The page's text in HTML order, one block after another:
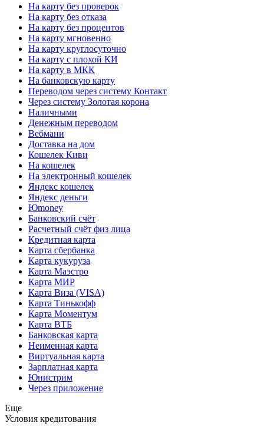
На карту без проверок
На карту без отказа
На карту без процентов
На карту мгновенно
На карту круглосуточно
На карту с плохой КИ
На карту в МКК
На банковскую карту
Переводом через систему Контакт
Через систему Золотая корона
Наличными
Денежным переводом
Вебмани
Доставка на дом
Кошелек Киви
На кошелек
На электронный кошелек
Яндекс кошелек
Яндекс деньги
Юmoney
Банковский счёт
Расчетный счёт физ лица
Кредитная карта
Карта сбербанка
Карта кукуруза
Карта Маэстро
Карта МИР
Карта Виза (VISA)
Карта Тинькофф
Карта Моментум
Карта ВТБ
Банковская карта
Неименная карта
Виртуальная карта
Зарплатная карта
Юнистрим
Через приложение
Еще
Условия кредитования